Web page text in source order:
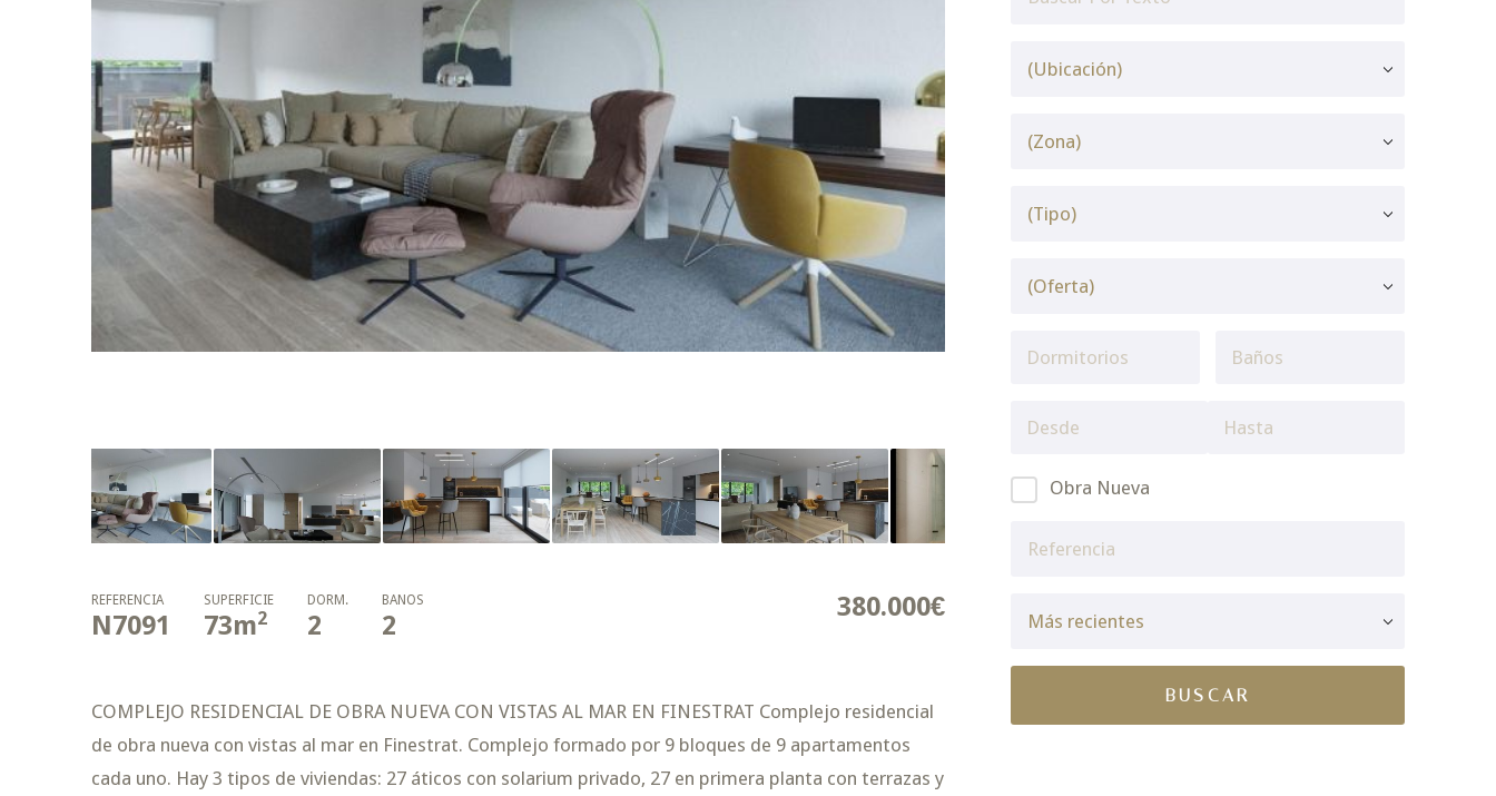
380.000€
REFERENCIA
N7091
SUPERFICIE
73m2
DORM.
2
BAÑOS
2
COMPLEJO RESIDENCIAL DE OBRA NUEVA CON VISTAS AL MAR EN FINESTRAT Complejo residencial
de obra nueva con vistas al mar en Finestrat. Complejo formado por 9 bloques de 9 apartamentos
cada uno. Hay 3 tipos de viviendas: 27 áticos con solarium privado, 27 en primera planta con terrazas y
Obra Nueva